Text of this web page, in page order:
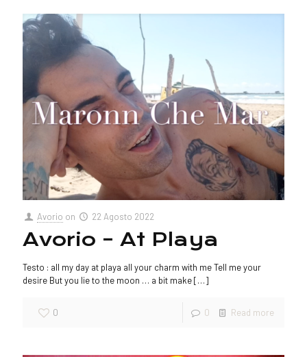
Avorio on 22 Agosto 2022
Avorio – At Playa
Testo : all my day at playa all your charm with me Tell me your
desire But you lie to the moon … a bit make[…]
0 0 Read more